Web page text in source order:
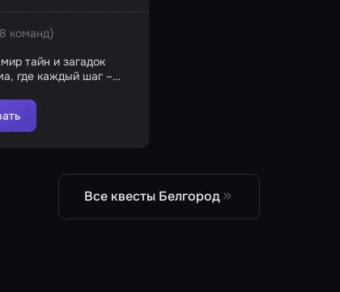
команд)
тайн и загадок
где каждый шаг –
Все квесты Белгород